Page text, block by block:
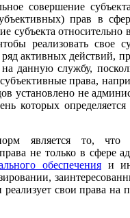
совершение
прав в
субъекта
реализовать свое
активных действий,
данную службу,
права,
установлено не
которых
является то,
не только в
обеспеченияи
свои права на